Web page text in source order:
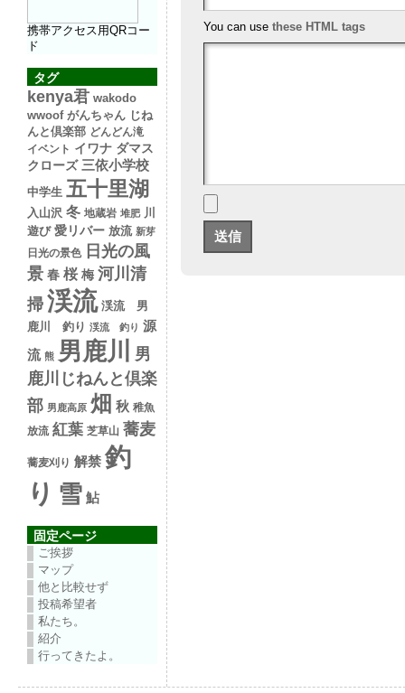
携帯アクセス用QRコー
ド
タグ
kenya君 wakodo
wwoof がんちゃん じね
んと倶楽部 どんどん滝
イベント イワナ ダマス
クローズ 三依小学校
中学生 五十里湖
入山沢 冬 地蔵岩 堆肥 川
遊び 愛リバー 放流 新芽
日光の景色
日光の風
景 春 桜 梅 河川清
掃渓流 渓流 男
鹿川 釣り 渓流 釣り 源
流 熊 男鹿川
男
鹿川じねんと倶楽
部 男鹿高原 畑 秋 稚魚
放流 紅葉 芝草山 蕎麦
蕎麦刈り 解禁 釣
り 雪 鮎
固定ページ
ご挨拶
マップ
他と比較せず
投稿希望者
私たち。
紹介
行ってきたよ。
You can use these HTML tags